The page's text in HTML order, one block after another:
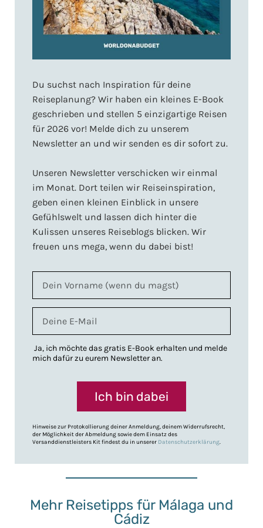
Du suchst nach Inspiration für deine
Reiseplanung? Wir haben ein kleines E-Book
geschrieben und stellen 5 einzigartige Reisen
für 2026 vor! Melde dich zu unserem
Newsletter an und wir senden es dir sofort zu.
Unseren Newsletter verschicken wir einmal
im Monat. Dort teilen wir Reiseinspiration,
geben einen kleinen Einblick in unsere
Gefühlswelt und lassen dich hinter die
Kulissen unseres Reiseblogs blicken. Wir
freuen uns mega, wenn du dabei bist!
Ja, ich möchte das gratis E-Book erhalten und melde
mich dafür zu eurem Newsletter an.
Ich bin dabei
Hinweise zur Protokollierung deiner Anmeldung, deinem Widerrufsrecht,
der Möglichkeit der Abmeldung sowie dem Einsatz des
Versanddienstleisters Kit findest du in unserer Datenschutzerklärung.
Mehr Reisetipps für Málaga und
Cádiz